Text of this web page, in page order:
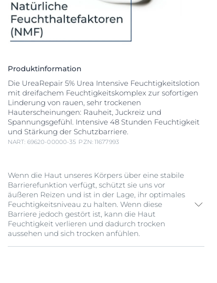
Produktinformation
Die UreaRepair 5% Urea Intensive Feuchtigkeitslotion
mit dreifachem Feuchtigkeitskomplex zur sofortigen
Linderung von rauen, sehr trockenen
Hauterscheinungen: Rauheit, Juckreiz und
Spannungsgefühl. Intensive 48 Stunden Feuchtigkeit
und Stärkung der Schutzbarriere.
NART: 69620-00000-35 PZN: 11677993
Wenn die Haut unseres Körpers über eine stabile
Barrierefunktion verfügt, schützt sie uns vor
äußeren Reizen und ist in der Lage, ihr optimales
Feuchtigkeitsniveau zu halten. Wenn diese
Barriere jedoch gestört ist, kann die Haut
Feuchtigkeit verlieren und dadurch trocken
aussehen und sich trocken anfühlen.